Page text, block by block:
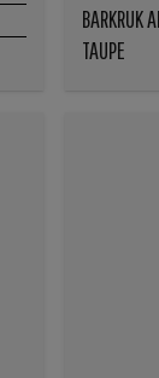
BARKRUK
TAUPE